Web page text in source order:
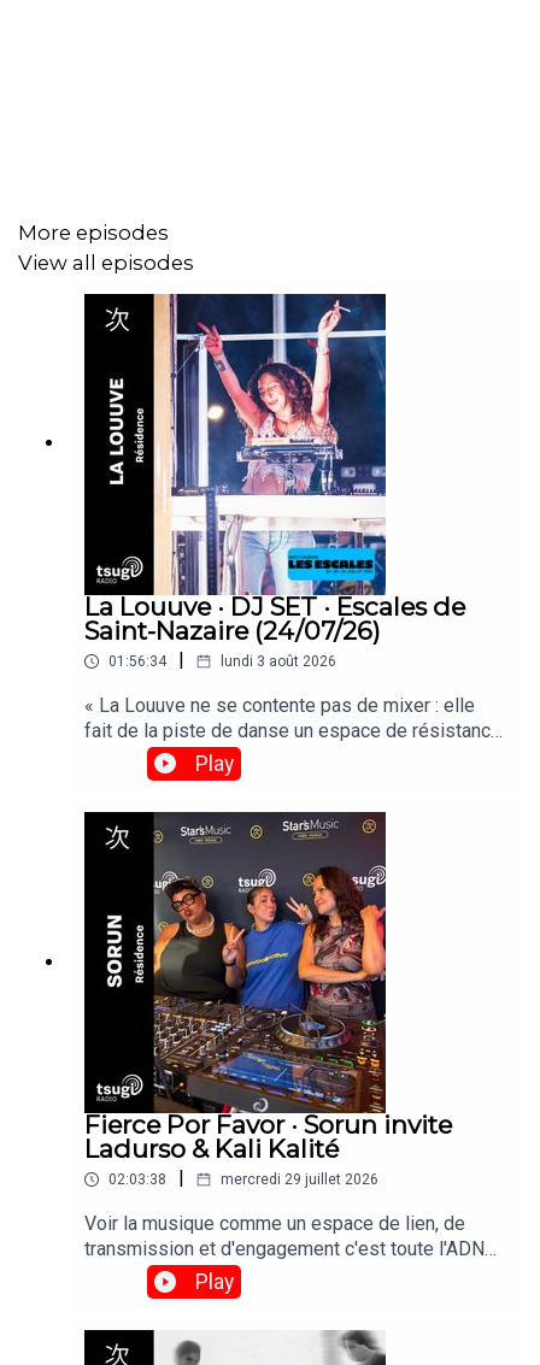
More episodes
View all episodes
La Louuve · DJ SET · Escales de
Saint-Nazaire (24/07/26)
01:56:34 lundi 3 août 2026
« La Louuve ne se contente pas de mixer : elle
fait de la piste de danse un espace de résistance
et de réinvention culturelle. »Retrouvez son set
enregistré depuis le Club 360 des Escales de
Saint-Nazaire le vendredi 24 Juillet 2026. © Brice
Photo
Play
Fierce Por Favor · Sorun invite
Ladurso & Kali Kalité
02:03:38 mercredi 29 juillet 2026
Voir la musique comme un espace de lien, de
transmission et d'engagement c'est toute l'ADN
de la résidence Fierce Por Favor, imaginé par
Sorun. Sorun, Ladurso et Kali Kalité se retrouvent
derrière les platines pour mettre en avant les
différentes facettes du militantisme dans le
Play